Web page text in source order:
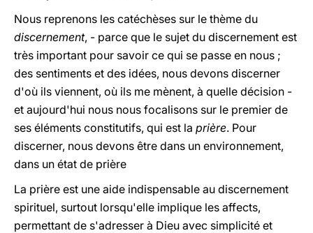
Nous reprenons les catéchèses sur le thème du
discernement, - parce que le sujet du discernement est
très important pour savoir ce qui se passe en nous ;
des sentiments et des idées, nous devons discerner
d'où ils viennent, où ils me mènent, à quelle décision -
et aujourd'hui nous nous focalisons sur le premier de
ses éléments constitutifs, qui est la prière. Pour
discerner, nous devons être dans un environnement,
dans un état de prière
La prière est une aide indispensable au discernement
spirituel, surtout lorsqu'elle implique les affects,
permettant de s'adresser à Dieu avec simplicité et